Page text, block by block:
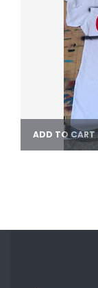
ADD TO CART